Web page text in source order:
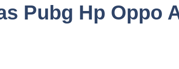
Pubg Hp Oppo